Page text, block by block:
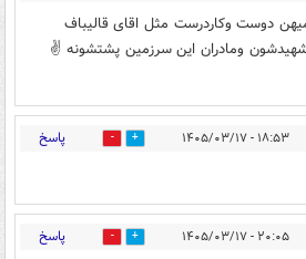
دوست وکاردرست مثل اقای قالیباف
ومادران این سرزمین پشتشونه ✌️
۱۸:۵۳ - ۱۴۰۵/۰۳/۱۷ 1 پاسخ
۲۰:۰۵ - ۱۴۰۵/۰۳/۱۷ 1 پاسخ